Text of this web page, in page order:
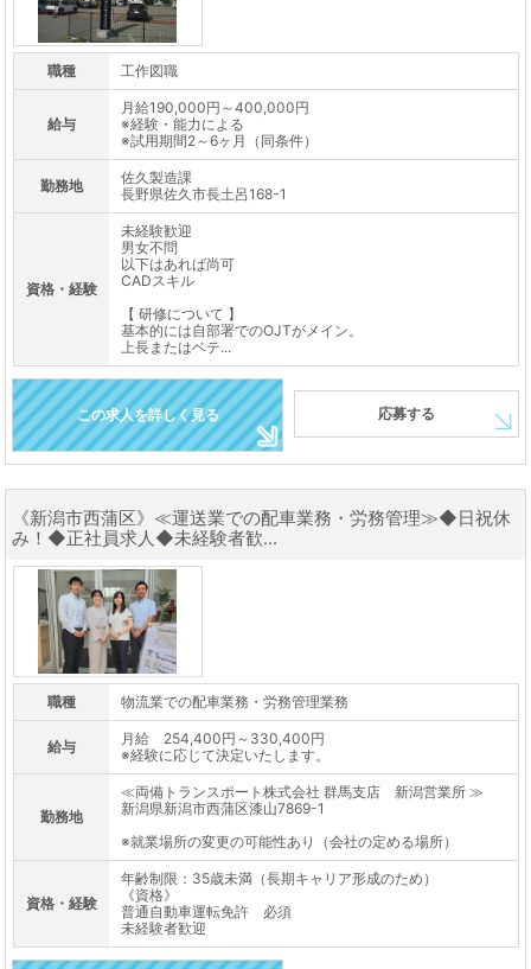
職種 工作図職
給与
月給190,000円～400,000円
※経験・能力による
※試用期間2～6ヶ月（同条件）
勤務地
佐久製造課
長野県佐久市長土呂168-1
資格・経験
未経験歓迎
男女不問
以下はあれば尚可
CADスキル
【 研修について 】
基本的には自部署でのOJTがメイン。
上長またはベテ...
この求人を詳しく見る 応募する
《新潟市西蒲区》≪運送業での配車業務・労務管理≫◆日祝休
み！◆正社員求人◆未経験者歓...
職種 物流業での配車業務・労務管理業務
給与
月給 254,400円～330,400円
※経験に応じて決定いたします。
勤務地
≪両備トランスポート株式会社 群馬支店 新潟営業所 ≫
新潟県新潟市西蒲区漆山7869-1
※就業場所の変更の可能性あり（会社の定める場所）
資格・経験
年齢制限：35歳未満（長期キャリア形成のため）
《資格》
普通自動車運転免許 必須
未経験者歓迎